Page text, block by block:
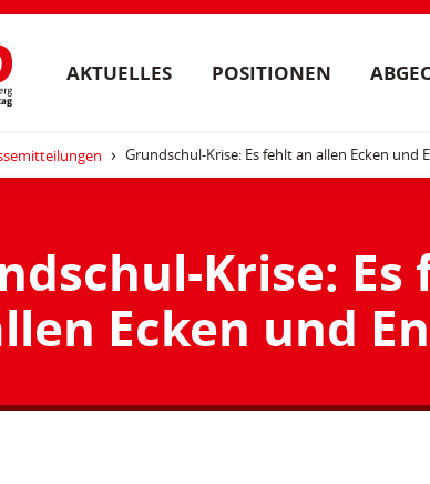
AKTUELLES POSITIONEN
Grundschul-Krise: Es fehlt an allen Ecken und
Krise: Es
Ecken und